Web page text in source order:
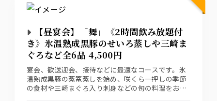
【昼宴会】「舞」《2時間飲み放題付
き》氷温熟成黒豚のせいろ蒸しや三崎ま
ぐろなど全6品 4,500円
宴会、歓送迎会、接待などに最適なコースです。氷
温熟成黒豚の蒸篭蒸しを始め、咲くら一押しの季節
の食材や三崎まぐろ入り刺身などの旬の料理をお愉